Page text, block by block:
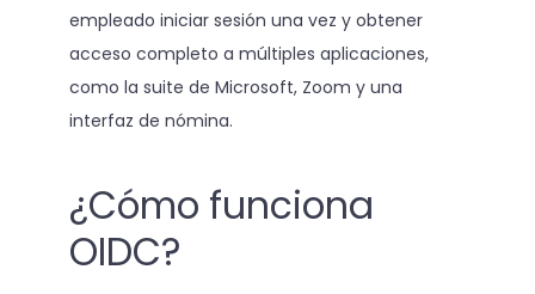
empleado iniciar sesión una vez y obtener
acceso completo a múltiples aplicaciones,
como la suite de Microsoft, Zoom y una
interfaz de nómina.
¿Cómo funciona
OIDC?